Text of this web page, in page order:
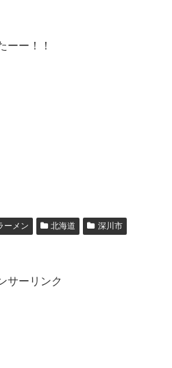
ーー！！
ーメン 北海道
深川市
サーリンク